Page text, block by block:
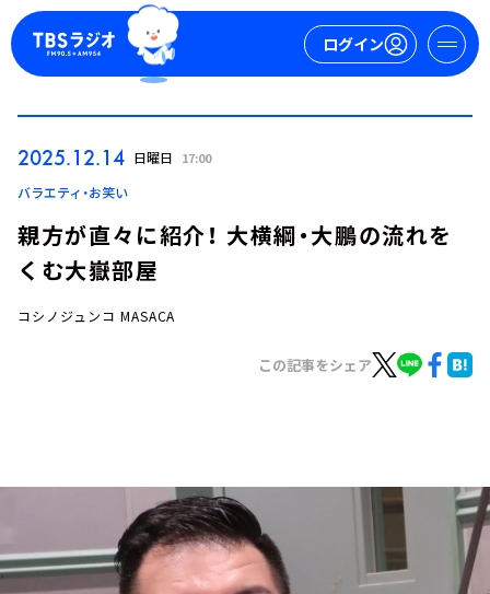
ログイン
ログイン
イベント・グッズ
YouTube
会社情報
2025.12.14 日曜日 17:00
バラエティ・お笑い
親方が直々に紹介！ 大横綱・大鵬の流れを
くむ大嶽部屋
コシノジュンコ MASACA
この記事をシェア